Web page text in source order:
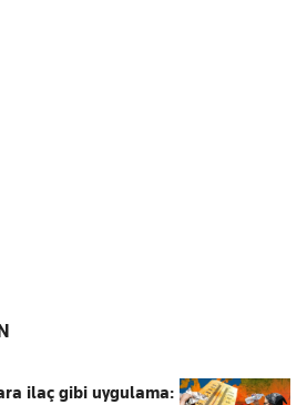
ilaç gibi uygulama: